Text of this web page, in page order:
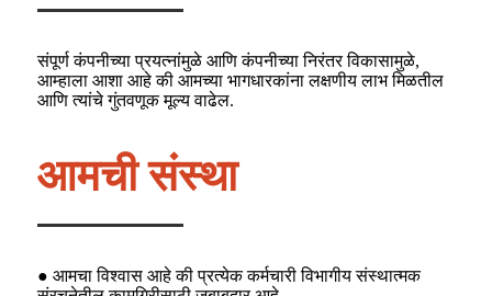
संपूर्ण कंपनीच्या प्रयत्नांमुळे आणि कंपनीच्या निरंतर विकासामुळे,
आम्हाला आशा आहे की आमच्या भागधारकांना लक्षणीय लाभ मिळतील
आणि त्यांचे गुंतवणूक मूल्य वाढेल.
आमची संस्था
● आमचा विश्वास आहे की प्रत्येक कर्मचारी विभागीय संस्थात्मक